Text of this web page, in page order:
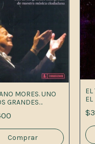
MORES. UNO
GRANDES
DE
MÚSICA
1A.ED
EL
EL